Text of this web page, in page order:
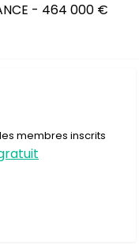
- 464 000 €
membres inscrits